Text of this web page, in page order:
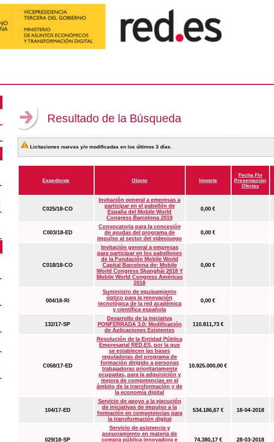
Resultado de la Búsqueda
Licitaciones nuevas y/o modificadas en los últimos 3 días.
Expediente Objeto Importe
Fecha Fin
Presentación
Ofertas
C025/18-CO
Invitación general a empresas a
participar en el pabellón de
España del Mobile World
Congress Barcelona 2019
0,00 €
C003/18-ED
Convocatoria para la concesión
de ayudas del programa de
impulso al sector del videojuego
0,00 €
C018/18-CO
Invitación general a empresas
para participar en los pabellones
de la Fundación Mobile World
Capital Barcelona de: Mobile
World Congress Shanghái 2018 Y
Mobile World Congress Américas
2018
0,00 €
004/18-RI
Suministro de equipamiento
óptico para la renovación
tecnológica de la red académica
y científica española
0,00 €
132/17-SP
Desarrollo de la Iniciativa
PONFERRADA 3.0: Modificación
de Aplicaciones Existentes
110.811,73 €
C058/17-ED
Resolución de la Entidad Pública
Empresarial RED.ES, por la que
se establecen las bases
reguladoras del programa de
formación dirigido a personas
trabajadoras prioritariamente
ocupadas, para la adquisición y
mejora de competencias en el
ámbito de la transformación y de
la economía digital
10.925.000,00 €
104/17-ED
Servicio de apoyo a la ejecución
de iniciativas de impulso a la
formación en competencias para
la transformación digital
534.186,67 € 18-04-2018
029/18-SP
Servicio de asistencia y
asesoramiento en materia de
compra pública innovadora e
74.380,17 € 28-03-2018